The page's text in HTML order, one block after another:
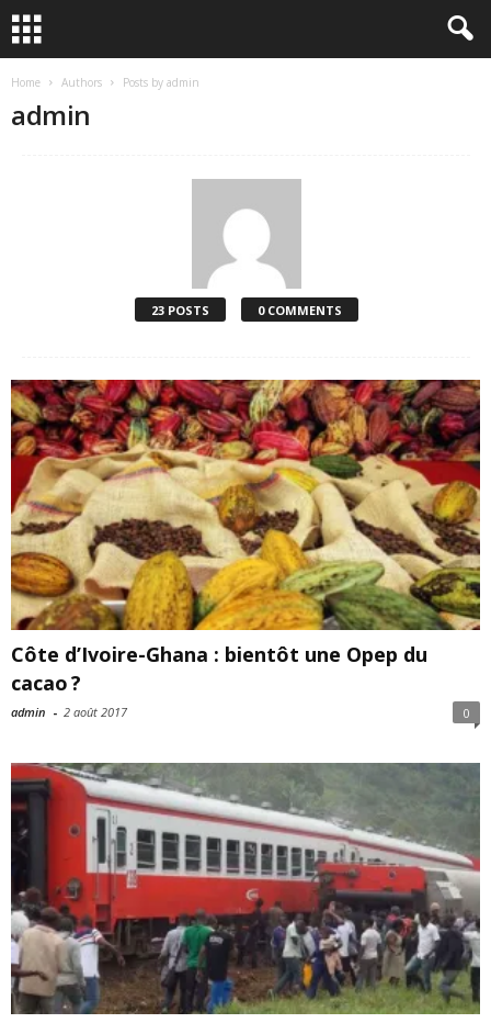
Home Authors Posts by admin
admin
23 POSTS 0 COMMENTS
Côte d’Ivoire-Ghana : bientôt une Opep du
cacao ?
admin - 2 août 2017 0